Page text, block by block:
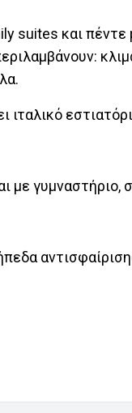
suites και
με γυμναστήριο,